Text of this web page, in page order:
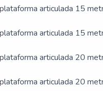
articulada 15
articulada 15
articulada 20
articulada 20